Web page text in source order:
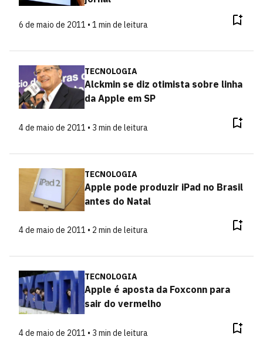
6 de maio de 2011 • 1 min de leitura
TECNOLOGIA
Alckmin se diz otimista sobre linha
da Apple em SP
4 de maio de 2011 • 3 min de leitura
TECNOLOGIA
Apple pode produzir iPad no Brasil
antes do Natal
4 de maio de 2011 • 2 min de leitura
TECNOLOGIA
Apple é aposta da Foxconn para
sair do vermelho
4 de maio de 2011 • 3 min de leitura